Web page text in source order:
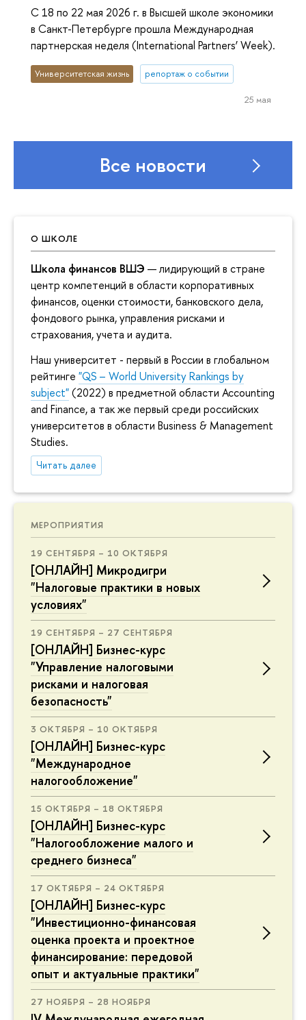
О ШКОЛЕ
Школа финансов ВШЭ — лидирующий в стране
центр компетенций в области корпоративных
финансов, оценки стоимости, банковского дела,
фондового рынка, управления рисками и
страхования, учета и аудита.
Наш университет - первый в России в глобальном
рейтинге "QS – World University Rankings by
subject"(2022) в предметной области Accounting
and Finance, а так же первый среди российских
университетов в области Business & Management
Studies.
Читать далее
МЕРОПРИЯТИЯ
19 СЕНТЯБРЯ – 10 ОКТЯБРЯ
[ОНЛАЙН] Микродигри
"Налоговые практики в новых
условиях"
19 СЕНТЯБРЯ – 27 СЕНТЯБРЯ
[ОНЛАЙН] Бизнес-курс
"Управление налоговыми
рисками и налоговая
безопасность"
3 ОКТЯБРЯ – 10 ОКТЯБРЯ
[ОНЛАЙН] Бизнес-курс
"Международное
налогообложение"
15 ОКТЯБРЯ – 18 ОКТЯБРЯ
[ОНЛАЙН] Бизнес-курс
"Налогообложение малого и
среднего бизнеса"
17 ОКТЯБРЯ – 24 ОКТЯБРЯ
[ОНЛАЙН] Бизнес-курс
"Инвестиционно-финансовая
оценка проекта и проектное
финансирование: передовой
опыт и актуальные практики"
27 НОЯБРЯ – 28 НОЯБРЯ
С 18 по 22 мая 2026 г. в Высшей школе экономики
в Санкт-Петербурге прошла Международная
партнерская неделя (International Partners’ Week).
Университетская жизнь репортаж о событии
25 мая
Все новости